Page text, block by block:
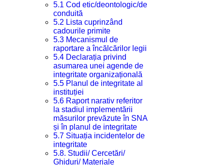
5.1 Cod etic/deontologic/de
conduită
5.2 Lista cuprinzând
cadourile primite
5.3 Mecanismul de
raportare a încălcărilor legii
5.4 Declarația privind
asumarea unei agende de
integritate organizațională
5.5 Planul de integritate al
instituției
5.6 Raport narativ referitor
la stadiul implementării
măsurilor prevăzute în SNA
și în planul de integritate
5.7 Situația incidentelor de
integritate
5.8. Studii/ Cercetări/
Ghiduri/ Materiale